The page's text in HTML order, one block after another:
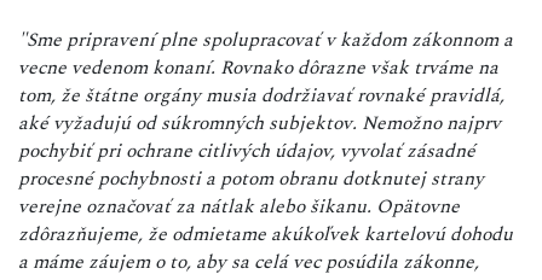
"Sme pripravení plne spolupracovať v každom zákonnom a
vecne vedenom konaní. Rovnako dôrazne však trváme na
tom, že štátne orgány musia dodržiavať rovnaké pravidlá,
aké vyžadujú od súkromných subjektov. Nemožno najprv
pochybiť pri ochrane citlivých údajov, vyvolať zásadné
procesné pochybnosti a potom obranu dotknutej strany
verejne označovať za nátlak alebo šikanu. Opätovne
zdôrazňujeme, že odmietame akúkoľvek kartelovú dohodu
a máme záujem o to, aby sa celá vec posúdila zákonne,